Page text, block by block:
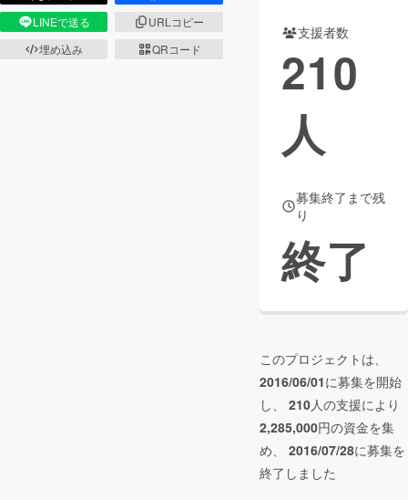
LINEで送る
URLコピー
埋め込み
QRコード
支援者数
210
人
募集終了まで残
り
終了
このプロジェクトは、
2016/06/01に募集を開始
し、 210人の支援により
2,285,000円の資金を集
め、 2016/07/28に募集を
終了しました